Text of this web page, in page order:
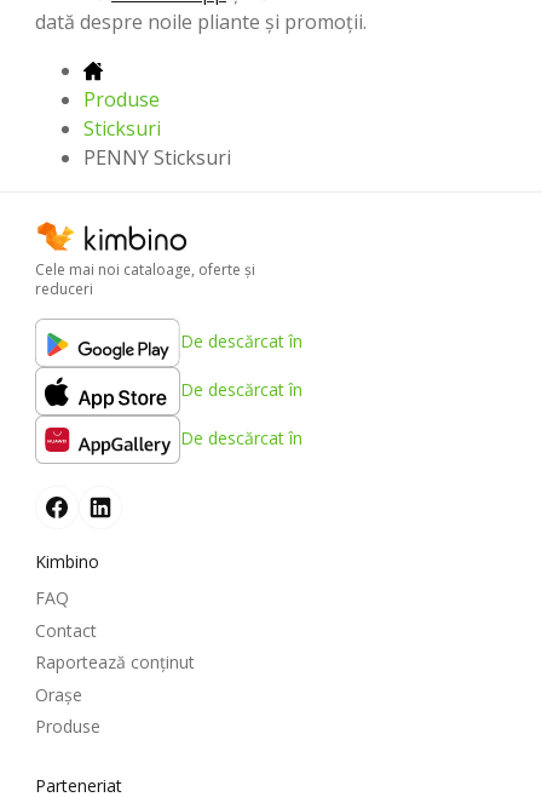
dată despre noile pliante și promoții.
Produse
Sticksuri
PENNY Sticksuri
Cele mai noi cataloage, oferte şi
reduceri
De descărcat în
De descărcat în
De descărcat în
Kimbino
FAQ
Contact
Raportează conținut
Oraşe
Produse
Parteneriat